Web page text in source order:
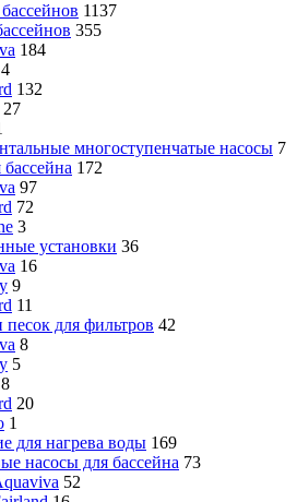
1137
355
184
4
132
27
многоступенчатые насосы 7
172
97
72
3
установки 36
16
9
11
для фильтров 42
8
5
8
20
1
для нагрева воды 169
насосы для бассейна 73
52